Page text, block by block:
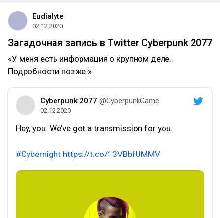
Eudialyte
02.12.2020
Загадочная запись в Twitter Cyberpunk 2077
«У меня есть информация о крупном деле.
Подробности позже.»
Cyberpunk 2077 @CyberpunkGame
02.12.2020
Hey, you. We’ve got a transmission for you.
#Cybernight https://t.co/13VBbfUMMV